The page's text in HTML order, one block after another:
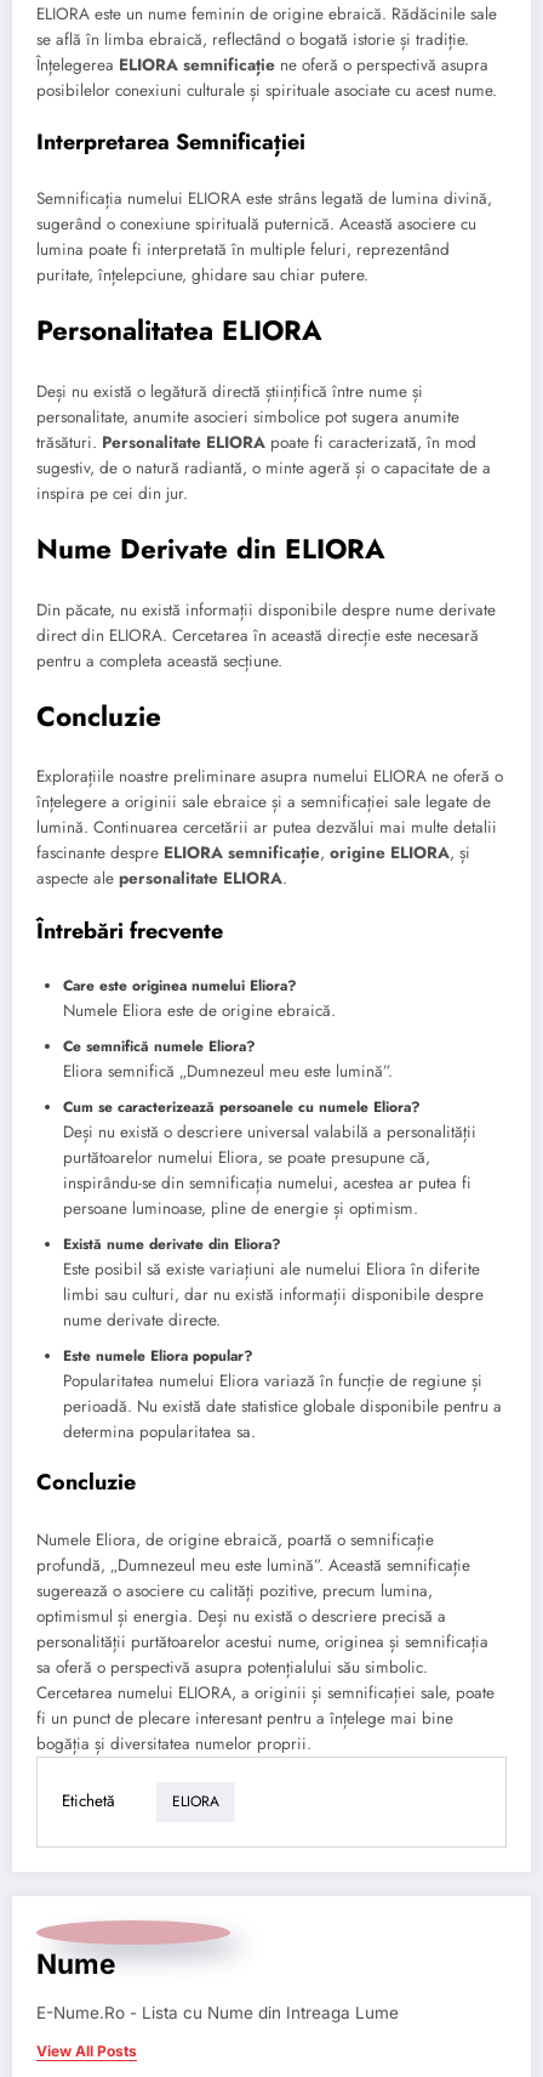
ELIORA este un nume feminin de origine ebraică. Rădăcinile sale
se află în limba ebraică, reflectând o bogată istorie și tradiție.
Înțelegerea ELIORA semnificație ne oferă o perspectivă asupra
posibilelor conexiuni culturale și spirituale asociate cu acest nume.
Interpretarea Semnificației
Semnificația numelui ELIORA este strâns legată de lumina divină,
sugerând o conexiune spirituală puternică. Această asociere cu
lumina poate fi interpretată în multiple feluri, reprezentând
puritate, înțelepciune, ghidare sau chiar putere.
Personalitatea ELIORA
Deși nu există o legătură directă științifică între nume și
personalitate, anumite asocieri simbolice pot sugera anumite
trăsături. Personalitate ELIORA poate fi caracterizată, în mod
sugestiv, de o natură radiantă, o minte ageră și o capacitate de a
inspira pe cei din jur.
Nume Derivate din ELIORA
Din păcate, nu există informații disponibile despre nume derivate
direct din ELIORA. Cercetarea în această direcție este necesară
pentru a completa această secțiune.
Concluzie
Explorațiile noastre preliminare asupra numelui ELIORA ne oferă o
înțelegere a originii sale ebraice și a semnificației sale legate de
lumină. Continuarea cercetării ar putea dezvălui mai multe detalii
fascinante despre ELIORA semnificație, origine ELIORA, și
aspecte ale personalitate ELIORA.
Întrebări frecvente
Care este originea numelui Eliora?
Numele Eliora este de origine ebraică.
Ce semnifică numele Eliora?
Eliora semnifică „Dumnezeul meu este lumină”.
Cum se caracterizează persoanele cu numele Eliora?
Deși nu există o descriere universal valabilă a personalității
purtătoarelor numelui Eliora, se poate presupune că,
inspirându-se din semnificația numelui, acestea ar putea fi
persoane luminoase, pline de energie și optimism.
Există nume derivate din Eliora?
Este posibil să existe variațiuni ale numelui Eliora în diferite
limbi sau culturi, dar nu există informații disponibile despre
nume derivate directe.
Este numele Eliora popular?
Popularitatea numelui Eliora variază în funcție de regiune și
perioadă. Nu există date statistice globale disponibile pentru a
determina popularitatea sa.
Concluzie
Numele Eliora, de origine ebraică, poartă o semnificație
profundă, „Dumnezeul meu este lumină”. Această semnificație
sugerează o asociere cu calități pozitive, precum lumina,
optimismul și energia. Deși nu există o descriere precisă a
personalității purtătoarelor acestui nume, originea și semnificația
sa oferă o perspectivă asupra potențialului său simbolic.
Cercetarea numelui ELIORA, a originii și semnificației sale, poate
fi un punct de plecare interesant pentru a înțelege mai bine
bogăția și diversitatea numelor proprii.
Etichetă ELIORA
Nume
E-Nume.Ro - Lista cu Nume din Intreaga Lume
View All Posts